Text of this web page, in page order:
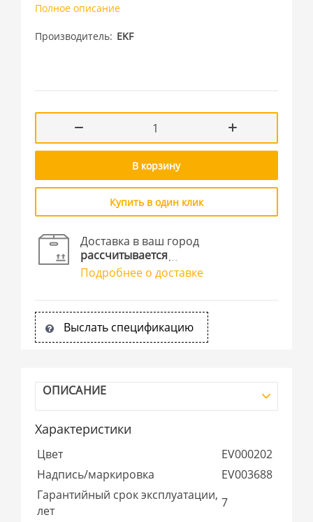
Полное описание
Производитель EKF
В корзину
Купить в один клик
Доставка в ваш город
рассчитывается
Подробнее о доставке
Выслать спецификацию
ОПИСАНИЕ
Характеристики
Цвет
EV000202
Надпись/маркировка
EV003688
Гарантийный срок эксплуатации,
лет
7